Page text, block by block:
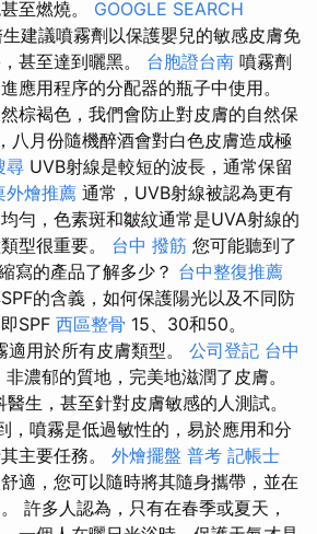
至燃燒。 GOOGLE SEARCH
建議噴霧劑以保護嬰兒的敏感皮膚免
甚至達到曬黑。 台胞證台南 噴霧劑
應用程序的分配器的瓶子中使用。
棕褐色，我們會防止對皮膚的自然保
八月份隨機醉酒會對白色皮膚造成極
尋 UVB射線是較短的波長，通常保留
外燴推薦 通常，UVB射線被認為更有
勻，色素斑和皺紋通常是UVA射線的
型很重要。 台中 撥筋 您可能聽到了
寫的產品了解多少？ 台中整復推薦
的含義，如何保護陽光以及不同防
SPF 西區整骨 15、30和50。
用於所有皮膚類型。 公司登記 台中
濃郁的質地，完美地滋潤了皮膚。
生，甚至針對皮膚敏感的人測試。
，噴霧是低過敏性的，易於應用和分
主要任務。 外燴擺盤 普考 記帳士
適，您可以隨時將其隨身攜帶，並在
許多人認為，只有在春季或夏天，